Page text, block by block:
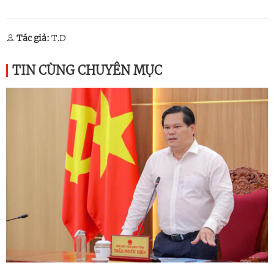
Tác giả: T.D
TIN CÙNG CHUYÊN MỤC